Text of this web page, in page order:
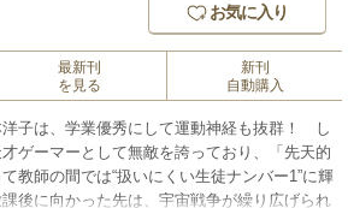
お気に入り
最新刊
を見る
新刊
自動購入
子は、学業優秀にして運動神経も抜群！ し
ゲーマーとして無敵を誇っており、「先天的
教師の間では“扱いにくい生徒ナンバー1”に輝
後に向かった先は、宇宙戦争が繰り広げられ